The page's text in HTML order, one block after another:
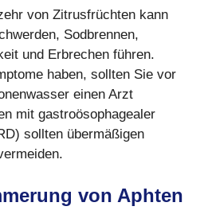
von Zitrusfrüchten kann
Sodbrennen,
und Erbrechen führen.
haben, sollten Sie vor
einen Arzt
mit gastroösophagealer
sollten übermäßigen
von Aphten